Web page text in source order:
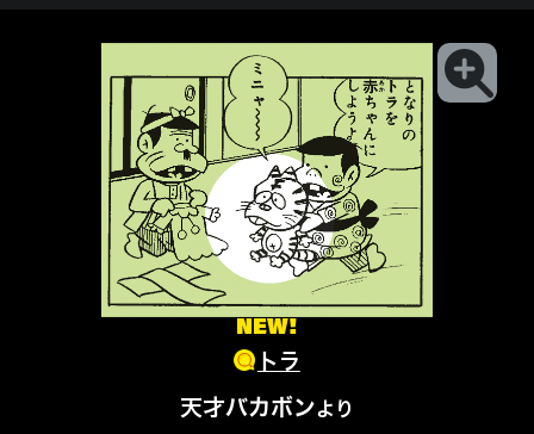
NEW!
トラ
天才バカボンより